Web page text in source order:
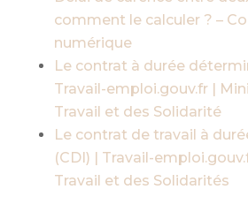
comment le calculer ? –
numérique
Le contrat à durée
Travail-emploi.gouv.fr |
Travail et des Solidarité
Le contrat de travail à
(CDI) | Travail-
Travail et des Solidarités